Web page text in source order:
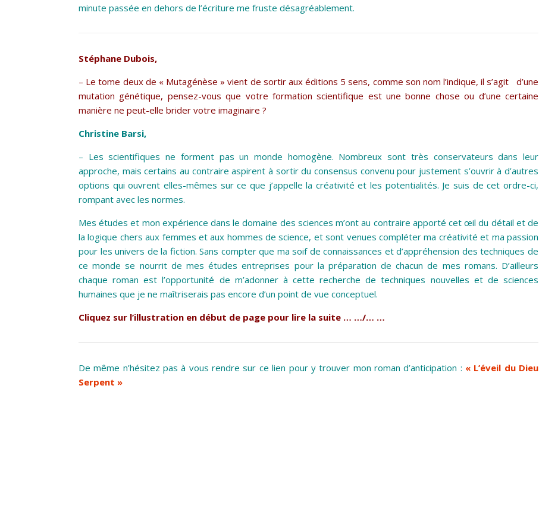
minute passée en dehors de l’écriture me fruste désagréablement.
Stéphane Dubois,
– Le tome deux de « Mutagénèse » vient de sortir aux éditions 5 sens, comme son nom l’indique, il s’agit d’une
mutation génétique, pensez-vous que votre formation scientifique est une bonne chose ou d’une certaine
manière ne peut-elle brider votre imaginaire ?
Christine Barsi,
– Les scientifiques ne forment pas un monde homogène. Nombreux sont très conservateurs dans leur
approche, mais certains au contraire aspirent à sortir du consensus convenu pour justement s’ouvrir à d’autres
options qui ouvrent elles-mêmes sur ce que j’appelle la créativité et les potentialités. Je suis de cet ordre-ci,
rompant avec les normes.
Mes études et mon expérience dans le domaine des sciences m’ont au contraire apporté cet œil du détail et de
la logique chers aux femmes et aux hommes de science, et sont venues compléter ma créativité et ma passion
pour les univers de la fiction. Sans compter que ma soif de connaissances et d’appréhension des techniques de
ce monde se nourrit de mes études entreprises pour la préparation de chacun de mes romans. D’ailleurs
chaque roman est l’opportunité de m’adonner à cette recherche de techniques nouvelles et de sciences
humaines que je ne maîtriserais pas encore d’un point de vue conceptuel.
Cliquez sur l’illustration en début de page pour lire la suite … …/… …
De même n’hésitez pas à vous rendre sur ce lien pour y trouver mon roman d’anticipation : « L’éveil du Dieu
Serpent »